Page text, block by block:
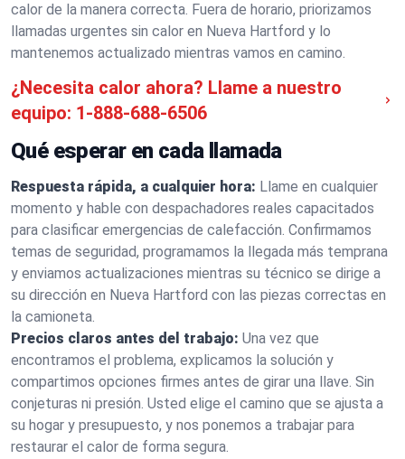
calor de la manera correcta. Fuera de horario, priorizamos
llamadas urgentes sin calor en Nueva Hartford y lo
mantenemos actualizado mientras vamos en camino.
¿Necesita calor ahora? Llame a nuestro
equipo: 1-888-688-6506
Qué esperar en cada llamada
Respuesta rápida, a cualquier hora: Llame en cualquier
momento y hable con despachadores reales capacitados
para clasificar emergencias de calefacción. Confirmamos
temas de seguridad, programamos la llegada más temprana
y enviamos actualizaciones mientras su técnico se dirige a
su dirección en Nueva Hartford con las piezas correctas en
la camioneta.
Precios claros antes del trabajo: Una vez que
encontramos el problema, explicamos la solución y
compartimos opciones firmes antes de girar una llave. Sin
conjeturas ni presión. Usted elige el camino que se ajusta a
su hogar y presupuesto, y nos ponemos a trabajar para
restaurar el calor de forma segura.